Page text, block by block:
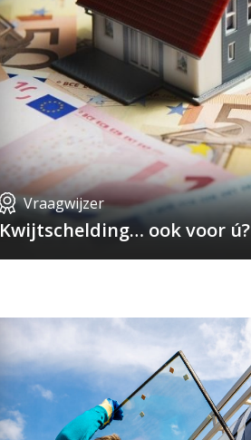
Vraagwijzer
Kwijtschelding… ook voor ú?